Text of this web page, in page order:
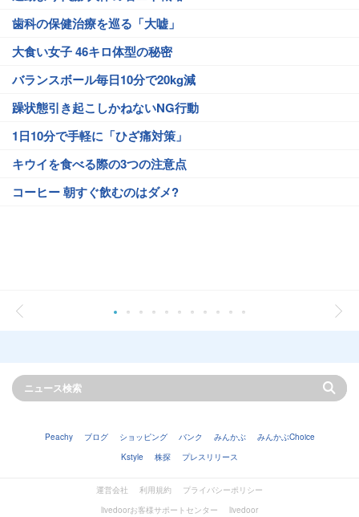
歯科の保健治療を巡る「大嘘」
大食い女子 46キロ体型の秘密
バランスボール毎日10分で20kg減
躁状態引き起こしかねないNG行動
1日10分で手軽に「ひざ痛対策」
キウイを食べる際の3つの注意点
コーヒー 朝すぐ飲むのはダメ?
Peachy ブログ ショッピング バンク みんかぶ
みんかぶChoice
Kstyle
株探 プレスリリース
運営会社 利用規約
プライバシーポリシー
livedoorお客様サポートセンター
livedoor